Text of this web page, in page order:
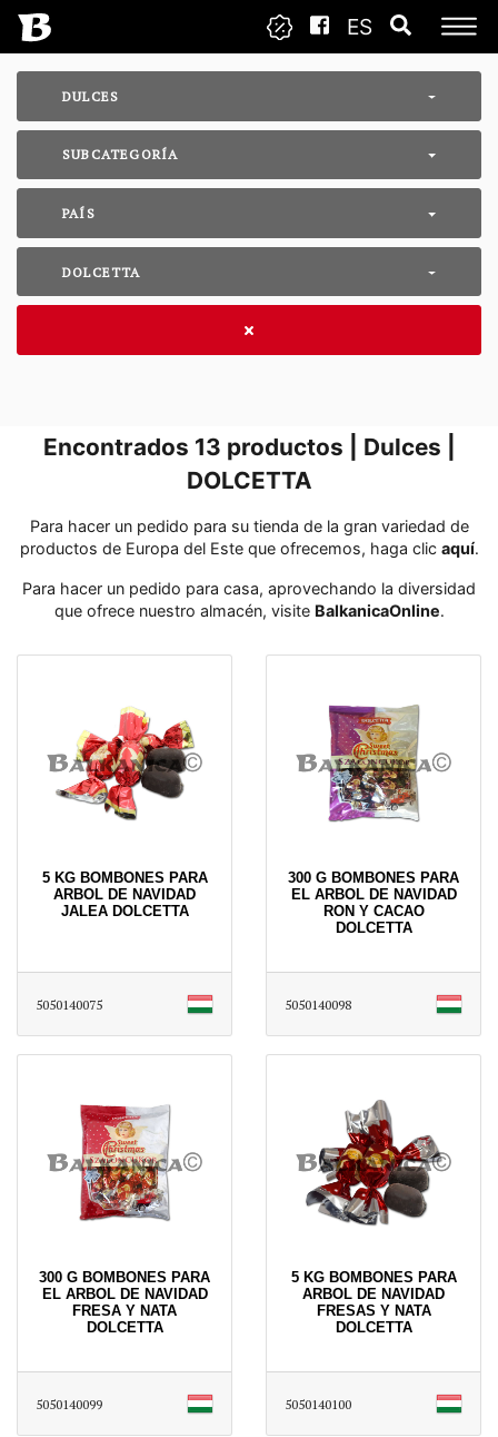
ES
DULCES
SUBCATEGORÍA
PAÍS
DOLCETTA
Encontrados 13 productos | Dulces |
DOLCETTA
Para hacer un pedido para su tienda de la gran variedad de
productos de Europa del Este que ofrecemos, haga clic aquí․
Para hacer un pedido para casa, aprovechando la diversidad
que ofrece nuestro almacén, visite BalkanicaOnline․
5 KG BOMBONES PARA
ARBOL DE NAVIDAD
JALEA DOLCETTA
5050140075
300 G BOMBONES PARA
EL ARBOL DE NAVIDAD
RON Y CACAO
DOLCETTA
5050140098
300 G BOMBONES PARA
EL ARBOL DE NAVIDAD
FRESA Y NATA
DOLCETTA
5050140099
5 KG BOMBONES PARA
ARBOL DE NAVIDAD
FRESAS Y NATA
DOLCETTA
5050140100